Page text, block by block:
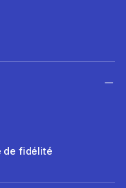
de fidélité